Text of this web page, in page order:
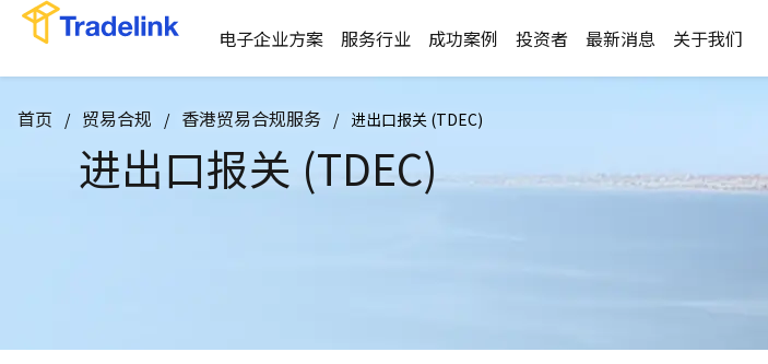
电子企业方案 服务行业 成功案例 投资者 最新消息 关于我们
首页 / 贸易合规 / 香港贸易合规服务 / 进出口报关 (TDEC)
进出口报关 (TDEC)